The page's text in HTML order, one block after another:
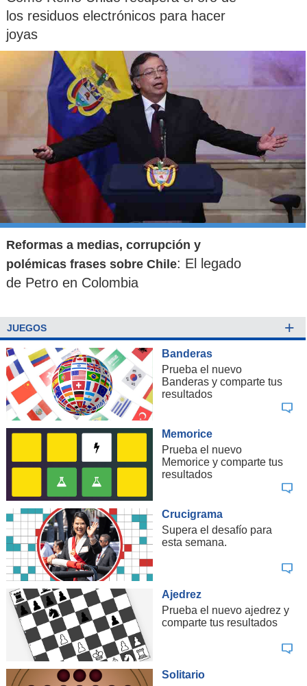
los residuos electrónicos para hacer
joyas
Reformas a medias, corrupción y
polémicas frases sobre Chile: El legado
de Petro en Colombia
JUEGOS +
Banderas
Prueba el nuevo
Banderas y comparte tus
resultados
Memorice
Prueba el nuevo
Memorice y comparte tus
resultados
Crucigrama
Supera el desafío para
esta semana.
Ajedrez
Prueba el nuevo ajedrez y
comparte tus resultados
Solitario